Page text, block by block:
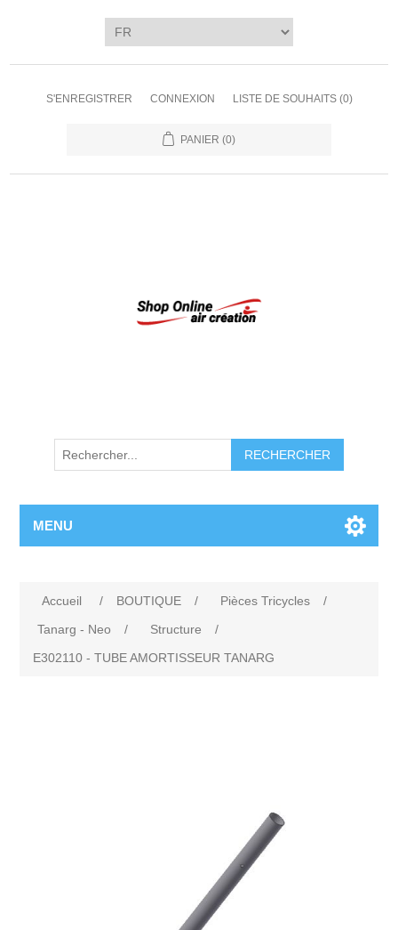
S'ENREGISTRER CONNEXION LISTE DE SOUHAITS (0)
PANIER (0)
RECHERCHER
MENU
Accueil / BOUTIQUE / Pièces Tricycles
/
Tanarg - Neo
/ Structure
/
E302110 - TUBE AMORTISSEUR TANARG